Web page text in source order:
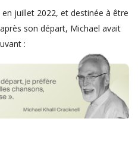
juillet 2022, et destinée à être
son départ, Michael avait
: